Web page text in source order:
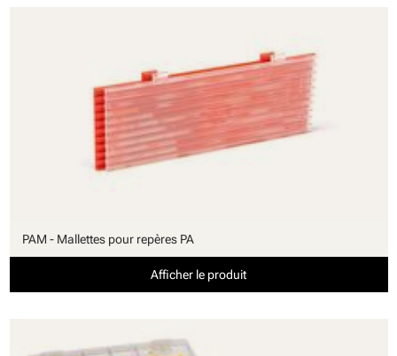
PAM - Mallettes pour repères PA
Afficher le produit